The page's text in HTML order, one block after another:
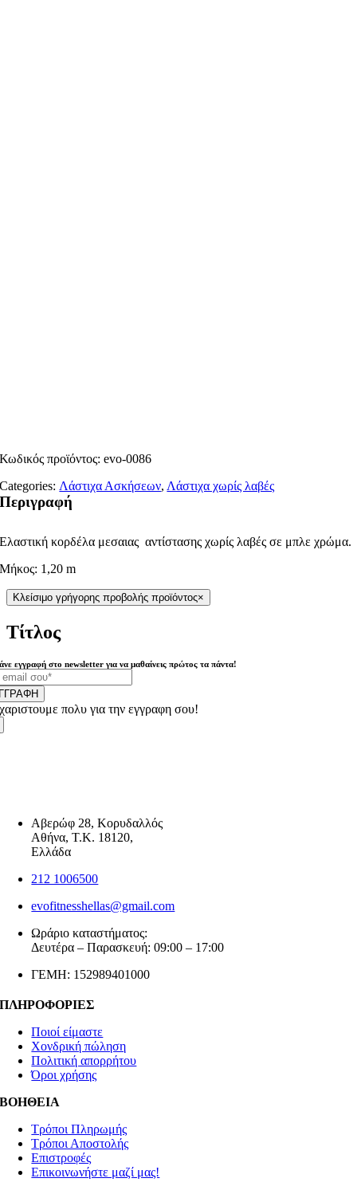
Κωδικός προϊόντος:evo-0086
Categories:Λάστιχα Ασκήσεων,Λάστιχα χωρίς λαβές
Περιγραφή
Ελαστική κορδέλα μεσαιας αντίστασης χωρίς λαβές σε μπλε χρώμα.
Μήκος: 1,20 m
Κλείσιμο γρήγορης προβολής προϊόντος×
Τίτλος
εγγραφή στο newsletter για να μαθαίνεις πρώτος τα πάντα!
πολυ για την εγγραφη σου!
Αβερώφ 28, Κορυδαλλός
Αθήνα, Τ.Κ. 18120,
Ελλάδα
212 1006500
evofitnesshellas@gmail.com
Ωράριο καταστήματος:
Δευτέρα – Παρασκευή: 09:00 – 17:00
ΓΕΜΗ: 152989401000
ΠΛΗΡΟΦΟΡΙΕΣ
Ποιοί είμαστε
Χονδρική πώληση
Πολιτική απορρήτου
Όροι χρήσης
ΒΟΗΘΕΙΑ
Τρόποι Πληρωμής
Τρόποι Αποστολής
Επιστροφές
Επικοινωνήστε μαζί μας!